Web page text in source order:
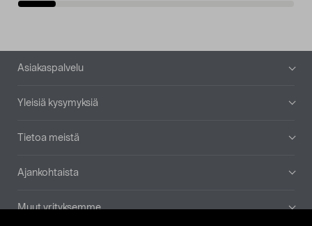
Alatunniste
Asiakaspalvelu
Yleisiä kysymyksiä
Tietoa meistä
Ajankohtaista
Muut yrityksemme